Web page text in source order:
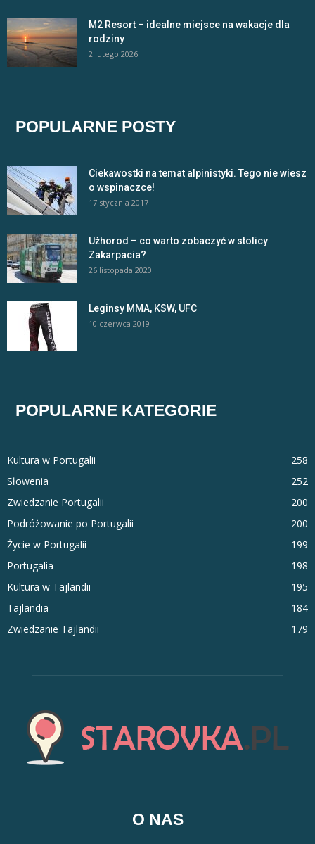
M2 Resort – idealne miejsce na wakacje dla
rodziny
2 lutego 2026
POPULARNE POSTY
Ciekawostki na temat alpinistyki. Tego nie wiesz
o wspinaczce!
17 stycznia 2017
Użhorod – co warto zobaczyć w stolicy
Zakarpacia?
26 listopada 2020
Leginsy MMA, KSW, UFC
10 czerwca 2019
POPULARNE KATEGORIE
Kultura w Portugalii
258
Słowenia
252
Zwiedzanie Portugalii
200
Podróżowanie po Portugalii
200
Życie w Portugalii
199
Portugalia
198
Kultura w Tajlandii
195
Tajlandia
184
Zwiedzanie Tajlandii
179
O NAS